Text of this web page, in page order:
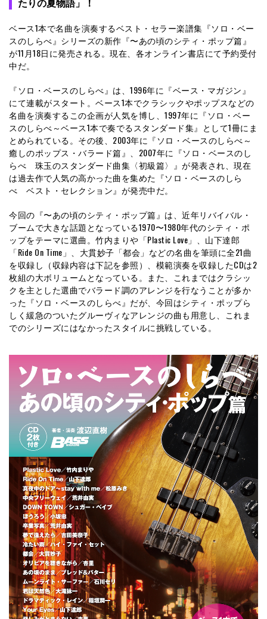
ベース1本で名曲を演奏するベスト・セラー楽譜集『ソロ・ベー
スのしらべ』シリーズの新作『〜あの頃のシティ・ポップ篇』
が11月18日に発売される。現在、各オンライン書店にて予約受付
中だ。
『ソロ・ベースのしらべ』は、1996年に『ベース・マガジン』
にて連載がスタート。ベース1本でクラシックやポップスなどの
名曲を演奏するこの企画が人気を博し、1997年に『ソロ・ベー
スのしらべ～ベース1本で奏でるスタンダード集』として1冊にま
とめられている。その後、2003年に『ソロ・ベースのしらべ～
癒しのポップス・バラード篇』、2007年に『ソロ・ベースのし
らべ 珠玉のスタンダード曲集〈初級篇〉』が発表され、現在
は過去作で人気の高かった曲を集めた『ソロ・ベースのしら
べ ベスト・セレクション』が発売中だ。
今回の『〜あの頃のシティ・ポップ篇』は、近年リバイバル・
ブームで大きな話題となっている1970〜1980年代のシティ・ポ
ップをテーマに選曲。竹内まりや「Plastic Love」、山下達郎
「Ride On Time」、大貫妙子「都会」などの名曲を筆頭に全21曲
を収録し（収録内容は下記を参照）、模範演奏を収録したCDは2
枚組の大ボリュームとなっている。また、これまではクラシッ
クを主とした選曲でバラード調のアレンジを行なうことが多か
った『ソロ・ベースのしらべ』だが、今回はシティ・ポップら
しく緩急のついたグルーヴィなアレンジの曲も用意し、これま
でのシリーズにはなかったスタイルに挑戦している。